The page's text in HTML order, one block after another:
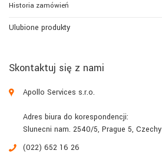
Historia zamówień
Ulubione produkty
Skontaktuj się z nami
Apollo Services s.r.o.
Adres biura do korespondencji:
Slunecni nam. 2540/5, Prague 5, Czechy
(022) 652 16 26